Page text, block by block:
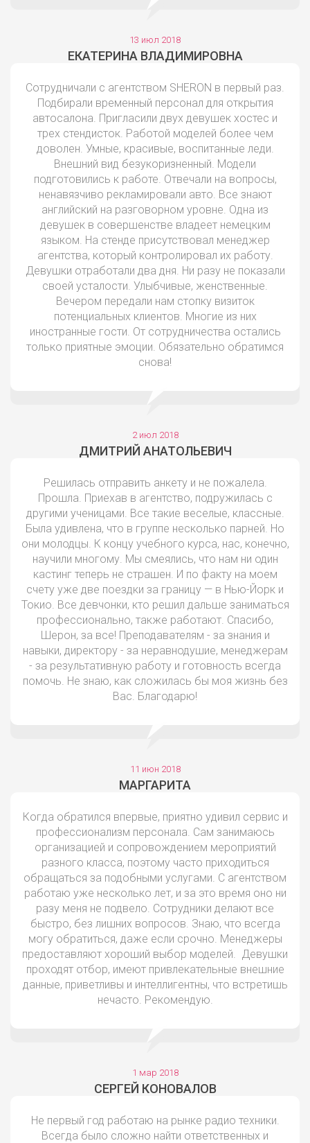
13 июл 2018
ЕКАТЕРИНА ВЛАДИМИРОВНА
Сотрудничали с агентством SHERON в первый раз.
Подбирали временный персонал для открытия
автосалона. Пригласили двух девушек хостес и
трех стендисток. Работой моделей более чем
доволен. Умные, красивые, воспитанные леди.
Внешний вид безукоризненный. Модели
подготовились к работе. Отвечали на вопросы,
ненавязчиво рекламировали авто. Все знают
английский на разговорном уровне. Одна из
девушек в совершенстве владеет немецким
языком. На стенде присутствовал менеджер
агентства, который контролировал их работу.
Девушки отработали два дня. Ни разу не показали
своей усталости. Улыбчивые, женственные.
Вечером передали нам стопку визиток
потенциальных клиентов. Многие из них
иностранные гости. От сотрудничества остались
только приятные эмоции. Обязательно обратимся
снова!
2 июл 2018
ДМИТРИЙ АНАТОЛЬЕВИЧ
Решилась отправить анкету и не пожалела.
Прошла. Приехав в агентство, подружилась с
другими ученицами. Все такие веселые, классные.
Была удивлена, что в группе несколько парней. Но
они молодцы. К концу учебного курса, нас, конечно,
научили многому. Мы смеялись, что нам ни один
кастинг теперь не страшен. И по факту на моем
счету уже две поездки за границу — в Нью-Йорк и
Токио. Все девчонки, кто решил дальше заниматься
профессионально, также работают. Спасибо,
Шерон, за все! Преподавателям - за знания и
навыки, директору - за неравнодушие, менеджерам
- за результативную работу и готовность всегда
помочь. Не знаю, как сложилась бы моя жизнь без
Вас. Благодарю!
11 июн 2018
МАРГАРИТА
Когда обратился впервые, приятно удивил сервис и
профессионализм персонала. Сам занимаюсь
организацией и сопровождением мероприятий
разного класса, поэтому часто приходиться
обращаться за подобными услугами. С агентством
работаю уже несколько лет, и за это время оно ни
разу меня не подвело. Сотрудники делают все
быстро, без лишних вопросов. Знаю, что всегда
могу обратиться, даже если срочно. Менеджеры
предоставляют хороший выбор моделей. Девушки
проходят отбор, имеют привлекательные внешние
данные, приветливы и интеллигентны, что встретишь
нечасто. Рекомендую.
1 мар 2018
СЕРГЕЙ КОНОВАЛОВ
Не первый год работаю на рынке радио техники.
Всегда было сложно найти ответственных и